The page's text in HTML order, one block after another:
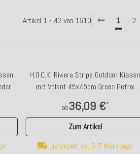
Artikel 1 - 42 von 1610 1 2
H.O.C.K. Riviera Stripe Outdoor Kissen
mit Volant 45x45cm Green Petrol
ab36,09 €*
Zum Artikel
Lieferzeit: ca. 5-7 Werktage